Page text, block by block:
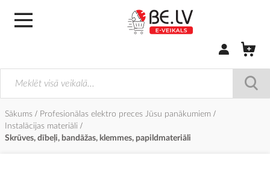
Pierakstīties/
Sākums
Profesionālas elektro preces Jūsu panākumiem
Instalācijas materiāli
Skrūves, dībeļi, bandāžas, klemmes, papildmateriāli